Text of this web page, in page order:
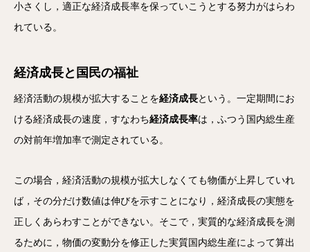
小さくし，適正な経済成長率を保っていこうとする努力がはらわ
れている。
経済成長と国民の福祉
経済活動の規模が拡大することを経済成長という。一定期間にお
ける経済成長の速度，すなわち経済成長率は，ふつう国内総生産
の対前年増加率で測定されている。
この場合，経済活動の規模が拡大しなくても物価が上昇していれ
ば，その分だけ数値は伸びを示すことになり，経済成長の実態を
正しくあらわすことができない。そこで，実質的な経済成長を測
るために，物価の変動分を修正した実質国内総生産によって算出